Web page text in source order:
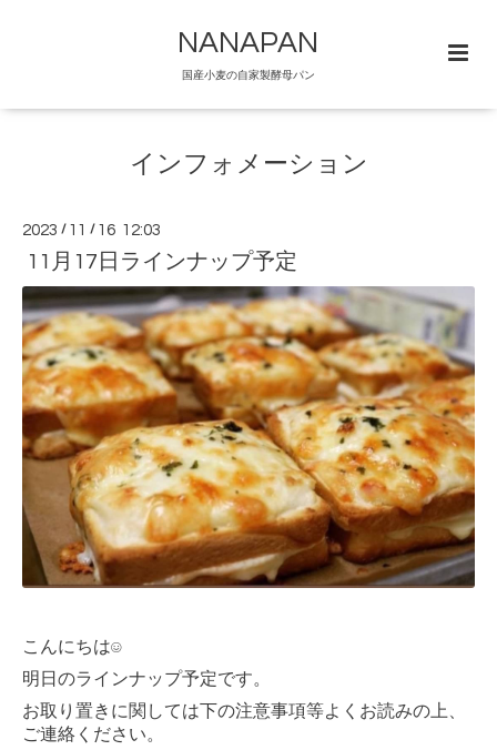
NANAPAN
国産小麦の自家製酵母パン
インフォメーション
2023 / 11 / 16 12:03
11月17日ラインナップ予定
こんにちは☺︎
明日のラインナップ予定です。
お取り置きに関しては下の注意事項等よくお読みの上、
ご連絡ください。